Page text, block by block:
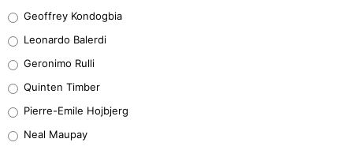
38%
32%
4%
Geoffrey Kondogbia
Leonardo Balerdi
Geronimo Rulli
Quinten Timber
Pierre-Emile Hojbjerg
Neal Maupay